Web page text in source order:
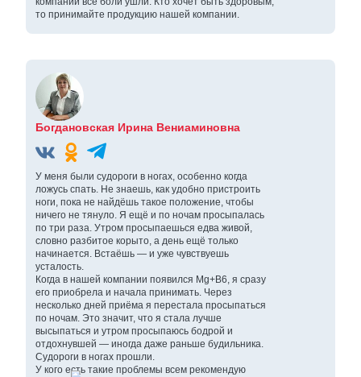
то принимайте продукцию нашей компании.
Богдановская Ирина Вениаминовна
У меня были судороги в ногах, особенно когда
ложусь спать. Не знаешь, как удобно пристроить
ноги, пока не найдёшь такое положение, чтобы
ничего не тянуло. Я ещё и по ночам просыпалась
по три раза. Утром просыпаешься едва живой,
словно разбитое корыто, а день ещё только
начинается. Встаёшь — и уже чувствуешь
усталость.
Когда в нашей компании появился Mg+B6, я сразу
его приобрела и начала принимать. Через
несколько дней приёма я перестала просыпаться
по ночам. Это значит, что я стала лучше
высыпаться и утром просыпаюсь бодрой и
отдохнувшей — иногда даже раньше будильника.
Судороги в ногах прошли.
У кого есть такие проблемы всем рекомендую